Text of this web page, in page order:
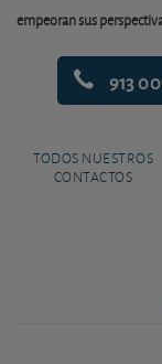
empeoran sus
913
TODOS NUESTROS
CONTACTOS